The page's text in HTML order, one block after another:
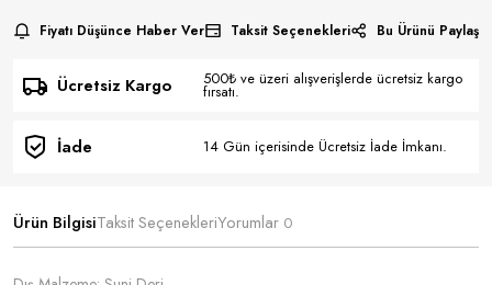
Fiyatı Düşünce Haber Ver Taksit Seçenekleri Bu Ürünü Paylaş
Ücretsiz Kargo 500₺ ve üzeri alışverişlerde ücretsiz kargo
fırsatı.
İade 14 Gün içerisinde Ücretsiz İade İmkanı.
Ürün BilgisiTaksit SeçenekleriYorumlar 0